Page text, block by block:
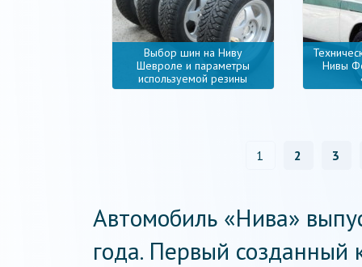
Выбор шин на Ниву
Шевроле и параметры
используемой резины
Нивы
1 2 3
Автомобиль «Нива»
года. Первый созданный